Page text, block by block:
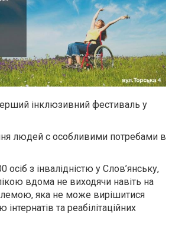
інклюзивний фестиваль у
людей с особливими потребами в
осіб з інвалідністю у Слов’янську,
вдома не виходячи навіть на
яка не може вирішитися
та реабілітаційних